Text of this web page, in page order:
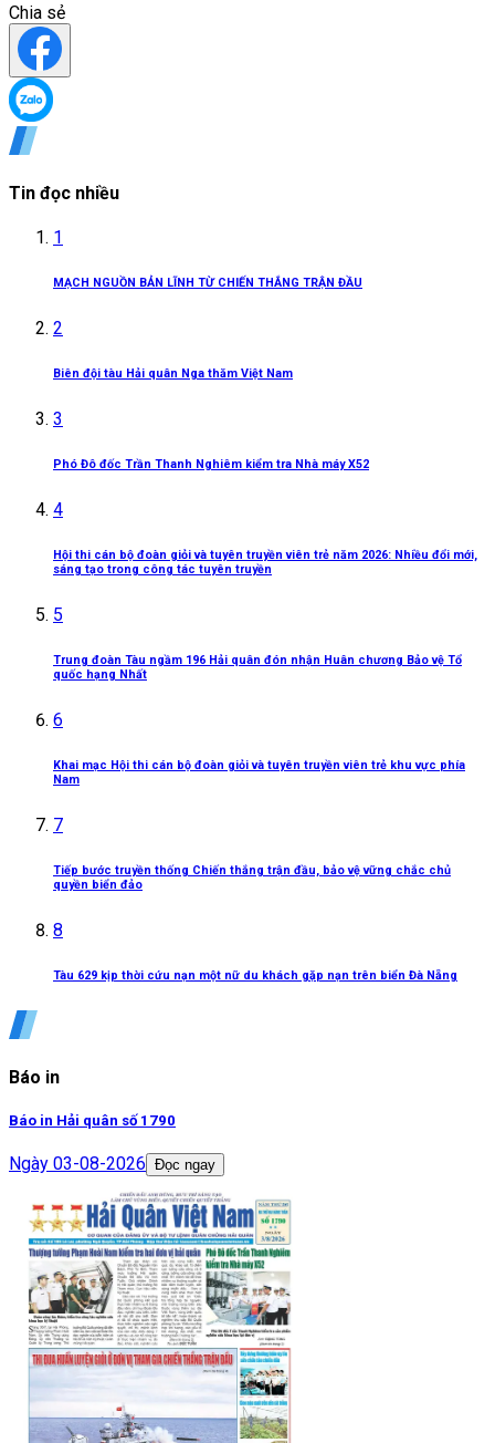
Chia sẻ
Tin đọc nhiều
1
MẠCH NGUỒN BẢN LĨNH TỪ CHIẾN THẮNG TRẬN ĐẦU
2
Biên đội tàu Hải quân Nga thăm Việt Nam
3
Phó Đô đốc Trần Thanh Nghiêm kiểm tra Nhà máy X52
4
Hội thi cán bộ đoàn giỏi và tuyên truyền viên trẻ năm 2026: Nhiều đổi mới,
sáng tạo trong công tác tuyên truyền
5
Trung đoàn Tàu ngầm 196 Hải quân đón nhận Huân chương Bảo vệ Tổ
quốc hạng Nhất
6
Khai mạc Hội thi cán bộ đoàn giỏi và tuyên truyền viên trẻ khu vực phía
Nam
7
Tiếp bước truyền thống Chiến thắng trận đầu, bảo vệ vững chắc chủ
quyền biển đảo
8
Tàu 629 kịp thời cứu nạn một nữ du khách gặp nạn trên biển Đà Nẵng
Báo in
Báo in Hải quân số 1790
Ngày 03-08-2026 Đọc ngay